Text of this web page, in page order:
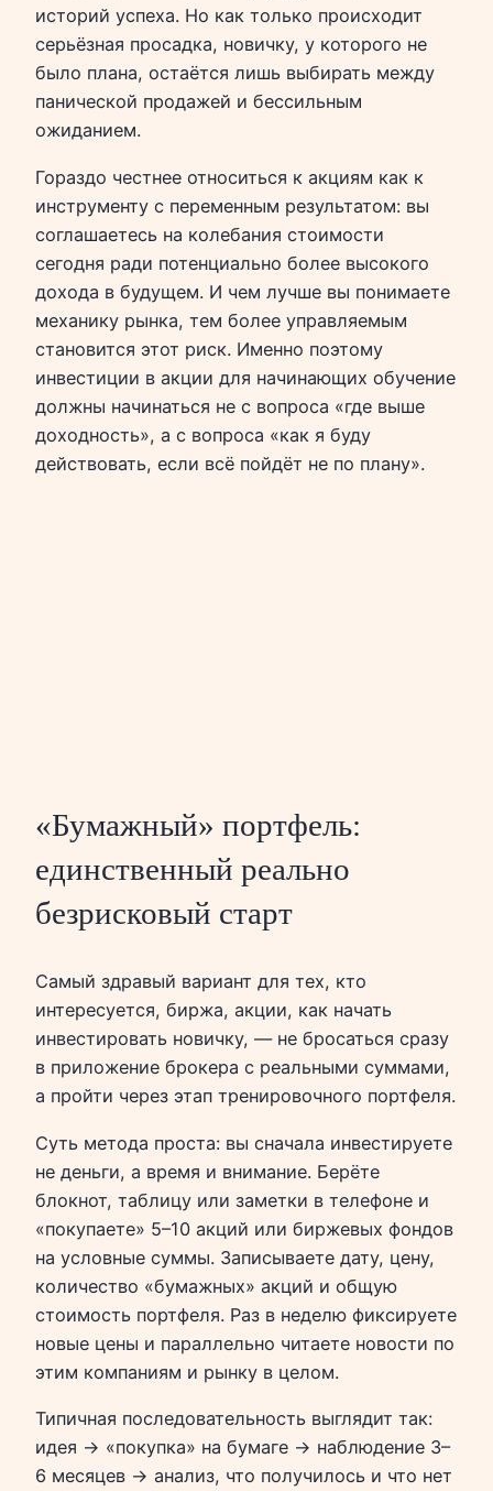
историй успеха. Но как только происходит
серьёзная просадка, новичку, у которого не
было плана, остаётся лишь выбирать между
панической продажей и бессильным
ожиданием.
Гораздо честнее относиться к акциям как к
инструменту с переменным результатом: вы
соглашаетесь на колебания стоимости
сегодня ради потенциально более высокого
дохода в будущем. И чем лучше вы понимаете
механику рынка, тем более управляемым
становится этот риск. Именно поэтому
инвестиции в акции для начинающих обучение
должны начинаться не с вопроса «где выше
доходность», а с вопроса «как я буду
действовать, если всё пойдёт не по плану».
«Бумажный» портфель:
единственный реально
безрисковый старт
Самый здравый вариант для тех, кто
интересуется, биржа, акции, как начать
инвестировать новичку, — не бросаться сразу
в приложение брокера с реальными суммами,
а пройти через этап тренировочного портфеля.
Суть метода проста: вы сначала инвестируете
не деньги, а время и внимание. Берёте
блокнот, таблицу или заметки в телефоне и
«покупаете» 5–10 акций или биржевых фондов
на условные суммы. Записываете дату, цену,
количество «бумажных» акций и общую
стоимость портфеля. Раз в неделю фиксируете
новые цены и параллельно читаете новости по
этим компаниям и рынку в целом.
Типичная последовательность выглядит так:
идея → «покупка» на бумаге → наблюдение 3–
6 месяцев → анализ, что получилось и что нет